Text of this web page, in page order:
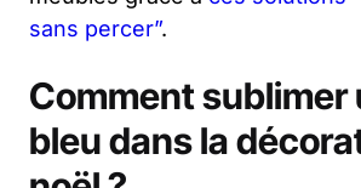
sans percer”.
Comment sublimer
bleu dans la